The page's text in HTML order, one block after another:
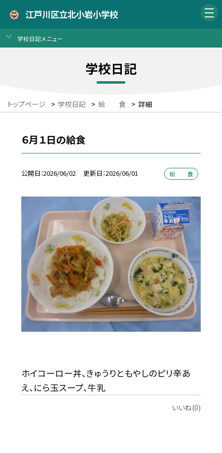
江戸川区立北小岩小学校
学校日記メニュー
学校日記
トップページ > 学校日記 > 給 食 > 詳細
６月１日の給食
公開日 2026/06/02 更新日 2026/06/01 給 食
ホイコーロー丼、きゅうりともやしのピリ辛あ
え、にら玉スープ、牛乳
いいね(0)